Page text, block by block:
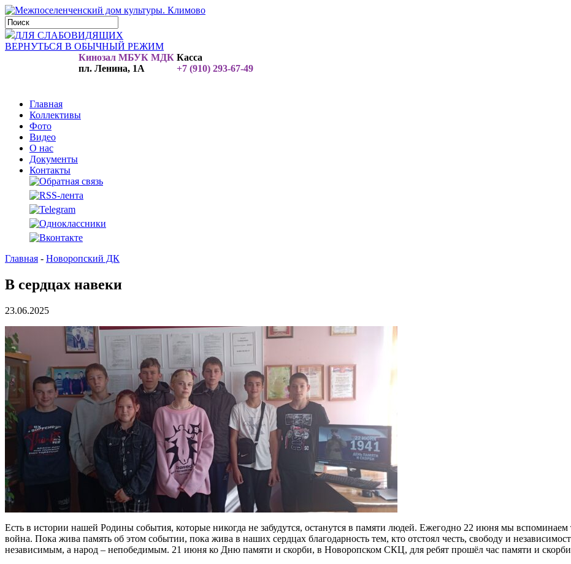
ДЛЯ СЛАБОВИДЯЩИХ
ВЕРНУТЬСЯ В ОБЫЧНЫЙ РЕЖИМ
Кинозал МБУК МДК
пл. Ленина, 1А
Касса
+7 (910) 293-67-49
Главная
Коллективы
Фото
Видео
О нас
Документы
Контакты
Главная - Новоропский ДК
В сердцах навеки
23.06.2025
Есть в истории нашей Родины события, которые никогда не забудутся, останутся в памяти людей. Ежегодно 22 июня мы вспоминаем
война. Пока жива память об этом событии, пока жива в наших сердцах благодарность тем, кто отстоял честь, свободу и
независимым, а народ – непобедимым. 21 июня ко Дню памяти и скорби, в Новоропском СКЦ, для ребят прошёл час памяти и